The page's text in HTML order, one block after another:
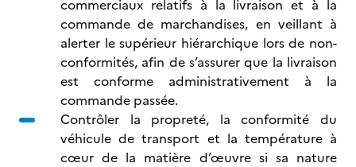
commerciaux relatifs à la livraison et à la
commande de marchandises, en veillant à
alerter le supérieur hiérarchique lors de non-
conformités, afin de s’assurer que la livraison
est conforme administrativement à la
commande passée.
Contrôler la propreté, la conformité du
véhicule de transport et la température à
cœur de la matière d’œuvre si sa nature